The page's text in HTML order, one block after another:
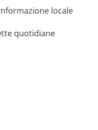
locale
quotidiane